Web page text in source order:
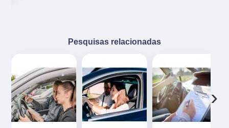
Pesquisas relacionadas
‹ ›